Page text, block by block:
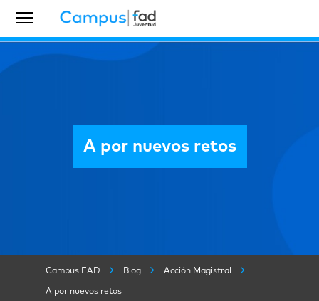
A por nuevos retos
Campus FAD Blog Acción Magistral
A por nuevos retos